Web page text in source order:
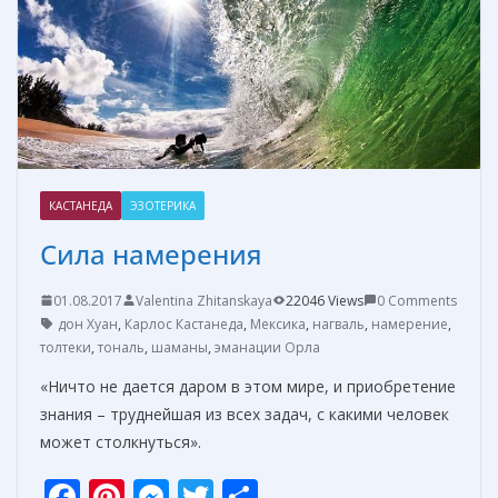
т
ь
КАСТАНЕДА ЭЗОТЕРИКА
Сила намерения
01.08.2017 Valentina Zhitanskaya 22046 Views
0 Comments
дон Хуан, Карлос Кастанеда, Мексика, нагваль, намерение,
толтеки, тональ, шаманы, эманации Орла
«Ничто не дается даром в этом мире, и приобретение
знания – труднейшая из всех задач, с какими человек
может столкнуться».